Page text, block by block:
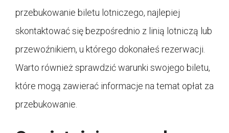
przebukowanie biletu lotniczego, najlepiej
skontaktować się bezpośrednio z linią lotniczą lub
przewoźnikiem, u którego dokonałeś rezerwacji.
Warto również sprawdzić warunki swojego biletu,
które mogą zawierać informacje na temat opłat za
przebukowanie.